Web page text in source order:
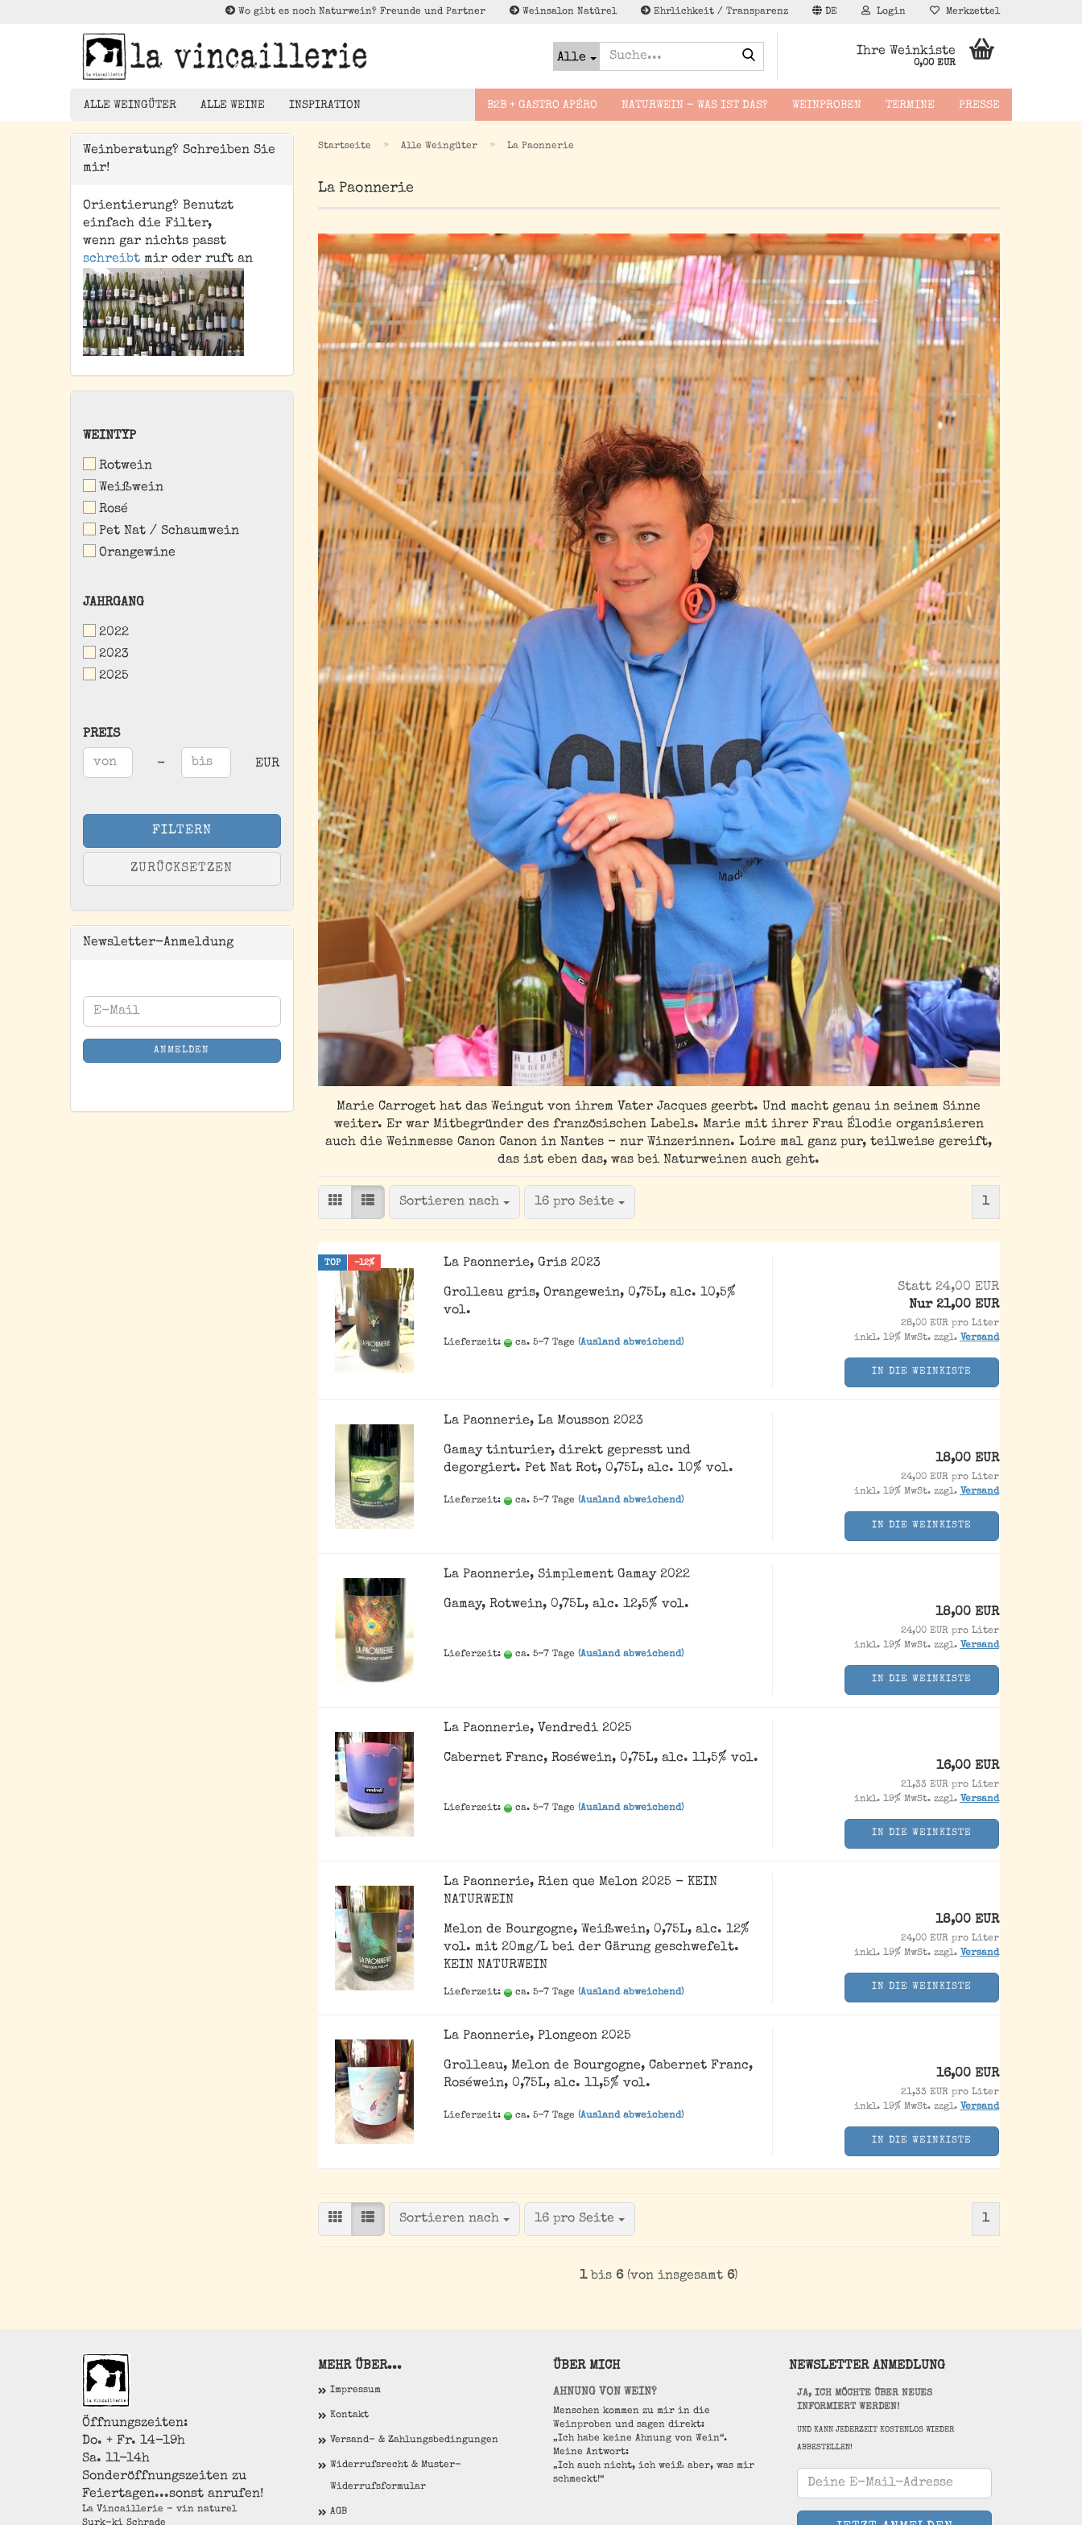
Wo gibt es noch Naturwein? Freunde und Partner Weinsalon Natürel Ehrlichkeit / Transparenz DE Login Merkzettel
Alle Ihre Weinkiste
0,00 EUR
ALLE WEINGÜTER ALLE WEINE
Weißwein
Rosé
Orangewein
Pet Nat/ Bubbles
Magnums - 1,5 Liter
Flaschen
Espana
Italien
Österreich
Georgien
Griechenland
Not Natural im Sinne
der Vincaillerie -
trotzdem gut!
Wenig to NO/Low to NO
Alk - Met, Verjus und
co
INSPIRATION
Kleiner Ausflug
Entdeckungsreise
Lektüre zu Naturwein
B2B + GASTRO APÉRO NATURWEIN - WAS IST DAS? WEINPROBEN TERMINE PRESSE
Startseite » Alle Weingüter » La Paonnerie
La Paonnerie
Marie Carroget hat das Weingut von ihrem Vater Jacques geerbt. Und macht genau in seinem Sinne
weiter. Er war Mitbegründer des französischen Labels. Marie mit ihrer Frau Élodie organisieren
auch die Weinmesse Canon Canon in Nantes - nur Winzerinnen. Loire mal ganz pur, teilweise gereift,
das ist eben das, was bei Naturweinen auch geht.
Sortieren nach
Sortieren nach 16 pro Seite
pro Seite 1
TOP -12% La Paonnerie, Gris 2023
Grolleau gris, Orangewein, 0,75L, alc. 10,5%
vol.
Lieferzeit: ca. 5-7 Tage (Ausland abweichend)
Statt 24,00 EUR
Nur 21,00 EUR
28,00 EUR pro Liter
inkl. 19% MwSt. zzgl. Versand
IN DIE WEINKISTE
La Paonnerie, La Mousson 2023
Gamay tinturier, direkt gepresst und
degorgiert. Pet Nat Rot, 0,75L, alc. 10% vol.
Lieferzeit: ca. 5-7 Tage (Ausland abweichend)
18,00 EUR
24,00 EUR pro Liter
inkl. 19% MwSt. zzgl. Versand
IN DIE WEINKISTE
La Paonnerie, Simplement Gamay 2022
Gamay, Rotwein, 0,75L, alc. 12,5% vol.
Lieferzeit: ca. 5-7 Tage (Ausland abweichend)
18,00 EUR
24,00 EUR pro Liter
inkl. 19% MwSt. zzgl. Versand
IN DIE WEINKISTE
La Paonnerie, Vendredi 2025
Cabernet Franc, Roséwein, 0,75L, alc. 11,5% vol.
Lieferzeit: ca. 5-7 Tage (Ausland abweichend)
16,00 EUR
21,33 EUR pro Liter
inkl. 19% MwSt. zzgl. Versand
IN DIE WEINKISTE
La Paonnerie, Rien que Melon 2025 - KEIN
NATURWEIN
Melon de Bourgogne, Weißwein, 0,75L, alc. 12%
vol. mit 20mg/L bei der Gärung geschwefelt.
KEIN NATURWEIN
Lieferzeit: ca. 5-7 Tage (Ausland abweichend)
18,00 EUR
24,00 EUR pro Liter
inkl. 19% MwSt. zzgl. Versand
IN DIE WEINKISTE
La Paonnerie, Plongeon 2025
Grolleau, Melon de Bourgogne, Cabernet Franc,
Roséwein, 0,75L, alc. 11,5% vol.
Lieferzeit: ca. 5-7 Tage (Ausland abweichend)
16,00 EUR
21,33 EUR pro Liter
inkl. 19% MwSt. zzgl. Versand
IN DIE WEINKISTE
Sortieren nach
Sortieren nach 16 pro Seite
pro Seite 1
1bis 6(von insgesamt 6)
Weinberatung? Schreiben Sie
mir!
Orientierung? Benutzt
einfach die Filter,
wenn gar nichts passt
schreibt mir oder ruft an
WEINTYP
WEINTYP
Rotwein
Weißwein
Rosé
Pet Nat / Schaumwein
Orangewine
JAHRGANG
JAHRGANG
2022
2023
2025
PREIS
PREIS
Preis bis - EUR
FILTERN
ZURÜCKSETZEN
Newsletter-Anmeldung
WEITER
ZUR
NEWSLETTER-
ANMELDUNG
E-
Mail
ANMELDEN
MEHR ÜBER...
Impressum
Kontakt
Versand- & Zahlungsbedingungen
Widerrufsrecht & Muster-
Widerrufsformular
AGB
ÜBER MICH
AHNUNG VON WEIN?
Menschen kommen zu mir in die
Weinproben und sagen direkt:
„Ich habe keine Ahnung von Wein“.
Meine Antwort:
„Ich auch nicht, ich weiß aber, was mir
schmeckt!“
NEWSLETTER ANMEDLUNG
JA, ICH MÖCHTE ÜBER NEUES
INFORMIERT WERDEN!
UND KANN JEDERZEIT KOSTENLOS WIEDER
ABBESTELLEN!
Öffnungszeiten:
Do. + Fr. 14-19h
Sa. 11-14h
Sonderöffnungszeiten zu
Feiertagen...sonst anrufen!
La Vincaillerie - vin naturel